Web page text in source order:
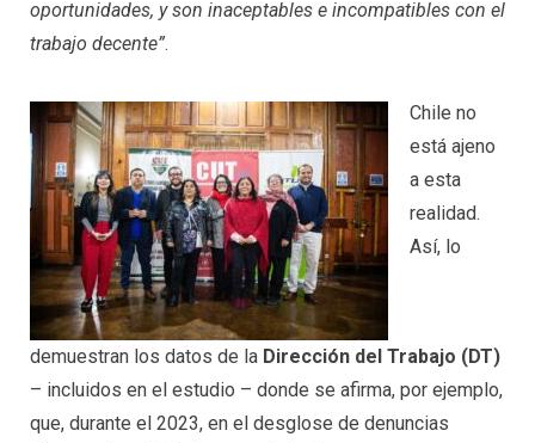
oportunidades, y son inaceptables e incompatibles con el
trabajo decente”.
Chile no
está ajeno
a esta
realidad.
Así, lo
demuestran los datos de la Dirección del Trabajo (DT)
– incluidos en el estudio – donde se afirma, por ejemplo,
que, durante el 2023, en el desglose de denuncias